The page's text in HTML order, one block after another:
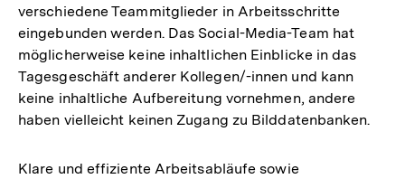
verschiedene Teammitglieder in Arbeitsschritte
eingebunden werden. Das Social-Media-Team hat
möglicherweise keine inhaltlichen Einblicke in das
Tagesgeschäft anderer Kollegen/-innen und kann
keine inhaltliche Aufbereitung vornehmen, andere
haben vielleicht keinen Zugang zu Bilddatenbanken.
Klare und effiziente Arbeitsabläufe sowie